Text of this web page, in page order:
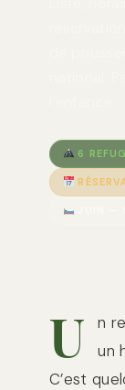
6
U
n
un
C’est